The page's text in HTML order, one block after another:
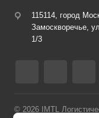
115114, город
Замоскворечье,
1/3
© 2026 IMTL